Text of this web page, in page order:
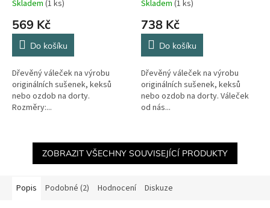
Skladem (1 ks)
569 Kč
Do košíku
Dřevěný váleček na výrobu
originálních sušenek, keksů
nebo ozdob na dorty.
Rozměry:...
Skladem (1 ks)
738 Kč
Do košíku
Dřevěný váleček na výrobu
originálních sušenek, keksů
nebo ozdob na dorty. Váleček
od nás...
ZOBRAZIT VŠECHNY SOUVISEJÍCÍ PRODUKTY
Popis Podobné (2) Hodnocení Diskuze